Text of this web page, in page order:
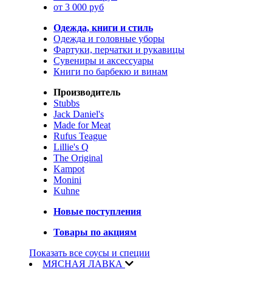
от 3 000 руб
Одежда, книги и стиль
Одежда и головные уборы
Фартуки, перчатки и рукавицы
Сувениры и аксессуары
Книги по барбекю и винам
Производитель
Stubbs
Jack Daniel's
Made for Meat
Rufus Teague
Lillie's Q
The Original
Kampot
Monini
Kuhne
Новые поступления
Товары по акциям
Показать все соусы и специи
МЯСНАЯ ЛАВКА